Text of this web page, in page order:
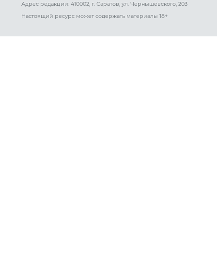
Адрес редакции: 410002, г. Саратов, ул. Чернышевского, 203
Настоящий ресурс может содержать материалы 18+